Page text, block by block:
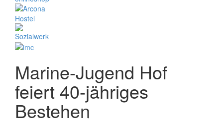
Marine-Jugend Hof
feiert 40-jähriges
Bestehen